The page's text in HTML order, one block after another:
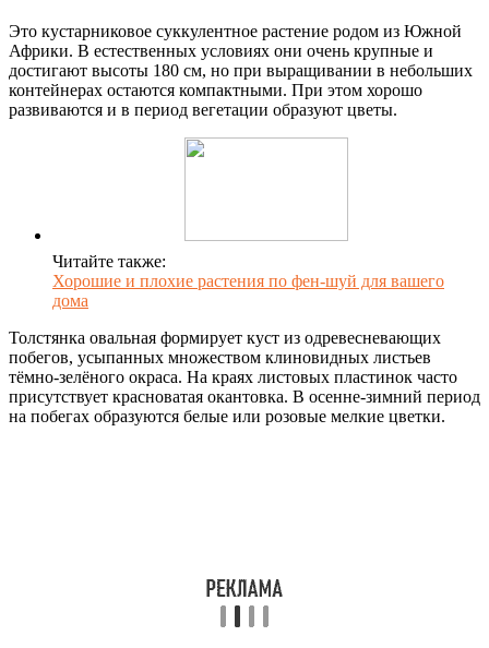
Это кустарниковое суккулентное растение родом из Южной
Африки. В естественных условиях они очень крупные и
достигают высоты 180 см, но при выращивании в небольших
контейнерах остаются компактными. При этом хорошо
развиваются и в период вегетации образуют цветы.
Читайте также:
Хорошие и плохие растения по фен-шуй для вашего
дома
Толстянка овальная формирует куст из одревесневающих
побегов, усыпанных множеством клиновидных листьев
тёмно-зелёного окраса. На краях листовых пластинок часто
присутствует красноватая окантовка. В осенне-зимний период
на побегах образуются белые или розовые мелкие цветки.